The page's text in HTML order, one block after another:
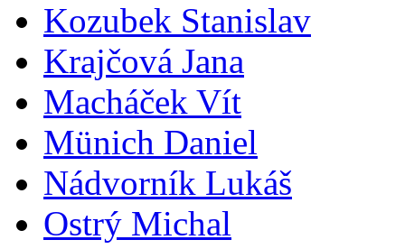
Kozubek Stanislav
Krajčová Jana
Macháček Vít
Münich Daniel
Nádvorník Lukáš
Ostrý Michal